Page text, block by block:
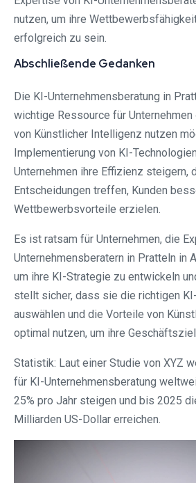
nutzen, um ihre
erfolgreich zu sein.
Abschließende Gedanken
Die KI-Unternehmensberatung in
wichtige Ressource für
von Künstlicher Intelligenz nutzen
Implementierung von KI-
Unternehmen ihre Effizienz steigern,
Entscheidungen treffen, Kunden
Wettbewerbsvorteile erzielen.
Es ist ratsam für Unternehmen, die
Unternehmensberatern in Pratteln in
um ihre KI-Strategie zu entwickeln
stellt sicher, dass sie die richtigen
auswählen und die Vorteile von
optimal nutzen, um ihre
Statistik: Laut einer Studie von XYZ
für KI-Unternehmensberatung
25% pro Jahr steigen und bis 2025
Milliarden US-Dollar erreichen.